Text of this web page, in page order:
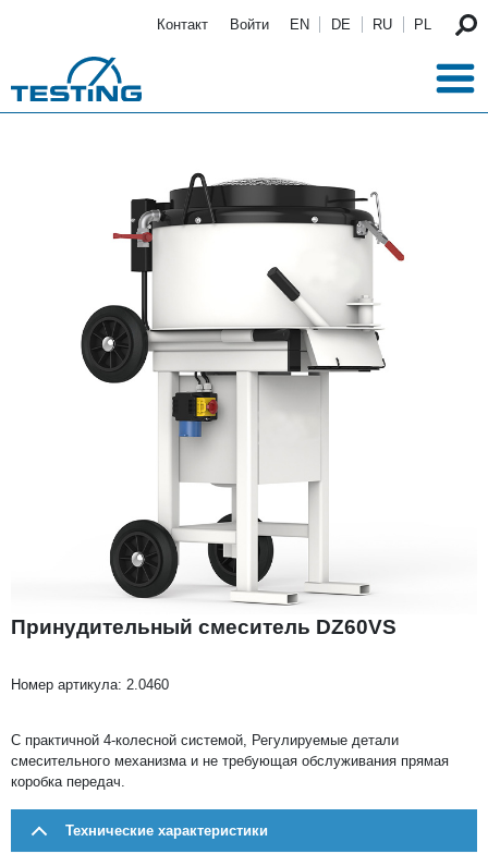
Контакт Войти EN DE RU PL
Принудительный смеситель DZ60VS
Номер артикула: 2.0460
С практичной 4-колесной системой, Регулируемые детали
смесительного механизма и не требующая обслуживания прямая
коробка передач.
Технические характеристики